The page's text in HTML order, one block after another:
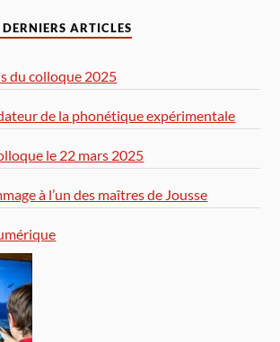
ARTICLES
du colloque 2025
de la phonétique expérimentale
le 22 mars 2025
à l’un des maîtres de Jousse